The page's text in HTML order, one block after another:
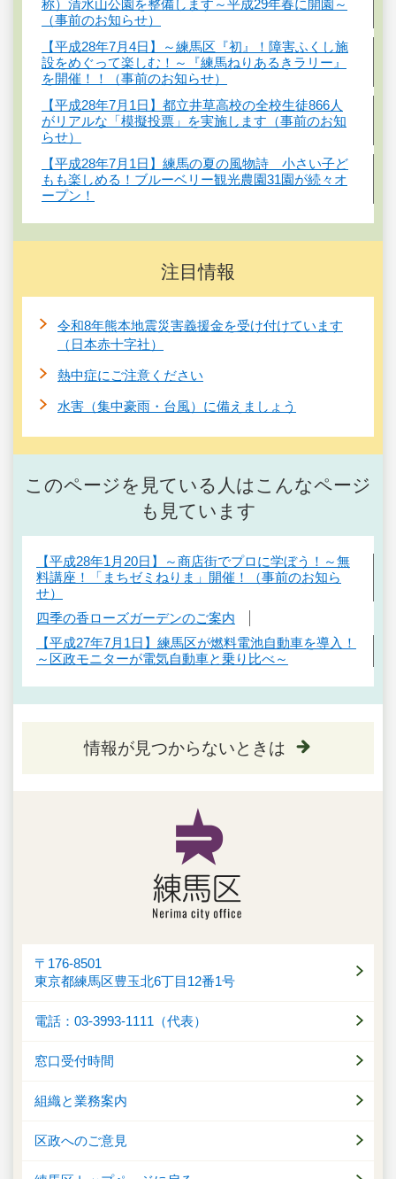
称）清水山公園を整備します～平成29年春に開園～
（事前のお知らせ）
【平成28年7月4日】～練馬区『初』！障害ふくし施
設をめぐって楽しむ！～『練馬ねりあるきラリー』
を開催！！（事前のお知らせ）
【平成28年7月1日】都立井草高校の全校生徒866人
がリアルな「模擬投票」を実施します（事前のお知
らせ）
【平成28年7月1日】練馬の夏の風物詩 小さい子ど
もも楽しめる！ブルーベリー観光農園31園が続々オ
ープン！
注目情報
令和8年熊本地震災害義援金を受け付けています
（日本赤十字社）
熱中症にご注意ください
水害（集中豪雨・台風）に備えましょう
このページを見ている人はこんなページ
も見ています
【平成28年1月20日】～商店街でプロに学ぼう！～無
料講座！「まちゼミねりま」開催！（事前のお知ら
せ）
四季の香ローズガーデンのご案内
【平成27年7月1日】練馬区が燃料電池自動車を導入！
～区政モニターが電気自動車と乗り比べ～
情報が見つからないときは
〒176-8501
東京都練馬区豊玉北6丁目12番1号
電話：03-3993-1111（代表）
窓口受付時間
組織と業務案内
区政へのご意見